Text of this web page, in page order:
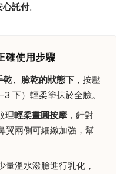
心託付。
確使用步驟
乾、臉乾的狀態下 ，按壓
下）輕柔塗抹於全臉。
理輕柔畫圓按摩 ，針對
翼兩側可細緻加強，幫
量溫水潑臉進行乳化，